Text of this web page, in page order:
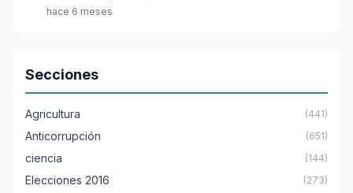
hace 6 meses
Secciones
Agricultura (441)
Anticorrupción (651)
ciencia (144)
Elecciones 2016 (273)